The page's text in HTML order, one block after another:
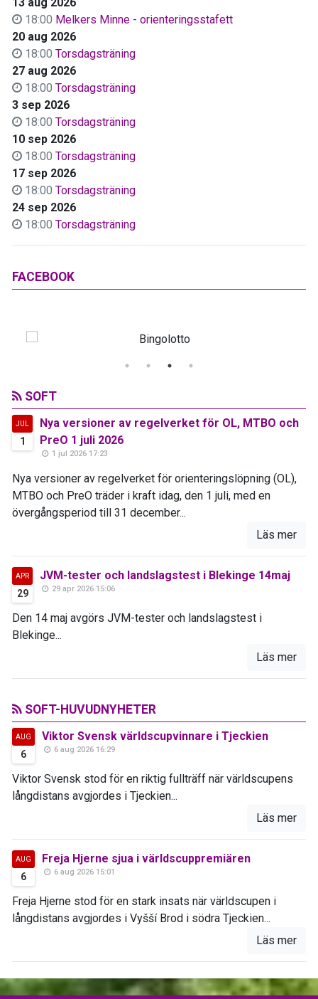
18:00 Melkers Minne - orienteringsstafett
20 aug 2026
18:00 Torsdagsträning
27 aug 2026
18:00 Torsdagsträning
3 sep 2026
18:00 Torsdagsträning
10 sep 2026
18:00 Torsdagsträning
17 sep 2026
18:00 Torsdagsträning
24 sep 2026
18:00 Torsdagsträning
FACEBOOK
SOFT
JUL
1
Nya versioner av regelverket för OL, MTBO och
PreO 1 juli 2026
1 jul 2026 17:23
Nya versioner av regelverket för orienteringslöpning (OL),
MTBO och PreO träder i kraft idag, den 1 juli, med en
övergångsperiod till 31 december...
Läs mer
APR
29
JVM-tester och landslagstest i Blekinge 14maj
29 apr 2026 15:06
Den 14 maj avgörs JVM-tester och landslagstest i
Blekinge...
Läs mer
SOFT-HUVUDNYHETER
AUG
6
Viktor Svensk världscupvinnare i Tjeckien
6 aug 2026 16:29
Viktor Svensk stod för en riktig fullträff när världscupens
långdistans avgjordes i Tjeckien...
Läs mer
AUG
6
Freja Hjerne sjua i världscuppremiären
6 aug 2026 15:01
Freja Hjerne stod för en stark insats när världscupen i
långdistans avgjordes i Vyšší Brod i södra Tjeckien...
Läs mer